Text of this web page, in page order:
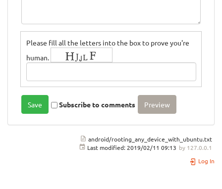
Please fill all the letters into the box to prove you're
human.
Subscribe to comments
android/rooting_any_device_with_ubuntu.txt
Last modified: 2019/02/11 09:13 by 127.0.0.1
Log In